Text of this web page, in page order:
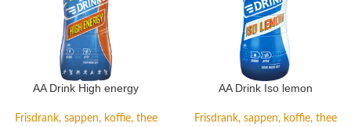
AA Drink High energy
Frisdrank, sappen, koffie, thee
AA Drink Iso lemon
Frisdrank, sappen, koffie, thee